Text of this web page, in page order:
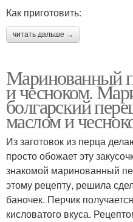
Как приготовить:
читать дальше →
Маринованный
и чесноком.
болгарский
маслом и
Из заготовок из перца
просто обожает эту
знакомой маринованный
этому рецепту, решила
баночек. Перчик
кисловатого вкуса.